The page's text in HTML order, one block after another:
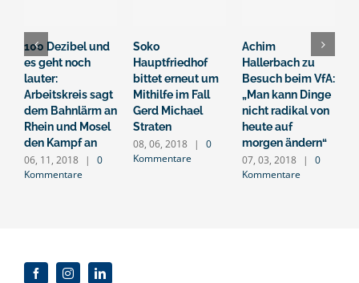
100 Dezibel und
es geht noch
lauter:
Arbeitskreis sagt
dem Bahnlärm an
Rhein und Mosel
den Kampf an
06, 11, 2018 |
0
Kommentare
Soko
Hauptfriedhof
bittet erneut um
Mithilfe im Fall
Gerd Michael
Straten
08, 06, 2018 |
0
Kommentare
Achim
Hallerbach zu
Besuch beim VfA:
„Man kann Dinge
nicht radikal von
heute auf
morgen ändern“
07, 03, 2018 |
0
Kommentare